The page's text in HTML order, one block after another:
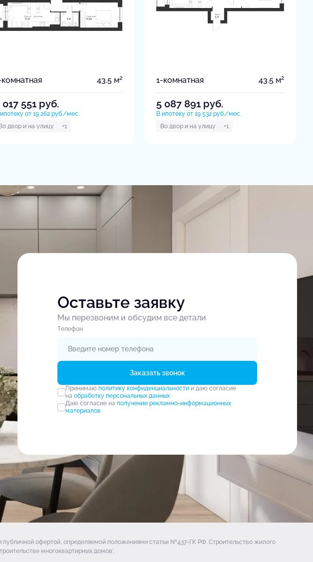
комнатная 43.5 м2
017 551 руб.
от 19 262 руб./мес.
Во двор и на улицу
+1
1-комнатная 43.5 м2
5 087 891 руб.
В ипотеку от 19 532 руб./мес.
Во двор и на улицу
+1
Оставьте заявку
Мы перезвоним и обсудим все детали
Tелефон
Заказать звонок
Принимаю политику конфиденциальностии даю согласие
на обработку персональных данных
Даю согласие на получение рекламно-информационных
материалов
офертой, определяемой положениями статьи №437-ГК РФ. Строительство жилого
многоквартирных домов'.